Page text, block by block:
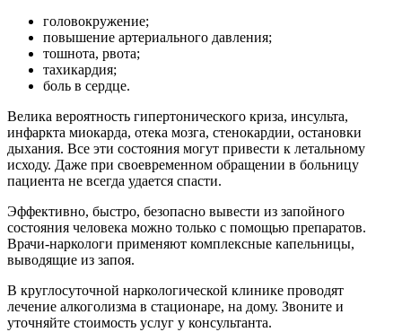
головокружение;
повышение артериального давления;
тошнота, рвота;
тахикардия;
боль в сердце.
Велика вероятность гипертонического криза, инсульта,
инфаркта миокарда, отека мозга, стенокардии, остановки
дыхания. Все эти состояния могут привести к летальному
исходу. Даже при своевременном обращении в больницу
пациента не всегда удается спасти.
Эффективно, быстро, безопасно вывести из запойного
состояния человека можно только с помощью препаратов.
Врачи-наркологи применяют комплексные капельницы,
выводящие из запоя.
В круглосуточной наркологической клинике проводят
лечение алкоголизма в стационаре, на дому. Звоните и
уточняйте стоимость услуг у консультанта.